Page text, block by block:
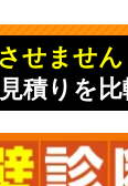
せません
積りを